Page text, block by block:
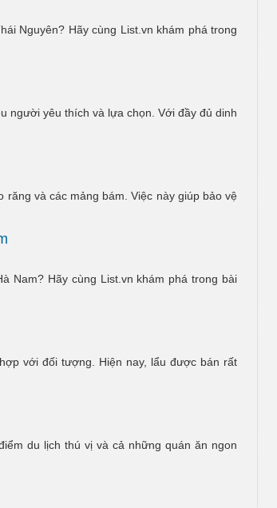
Nguyên? Hãy cùng List.vn khám phá trong
người yêu thích và lựa chọn. Với đầy đủ dinh
và các mảng bám. Việc này giúp bảo vệ
Nam? Hãy cùng List.vn khám phá trong bài
với đối tượng. Hiện nay, lẩu được bán rất
du lịch thú vị và cả những quán ăn ngon